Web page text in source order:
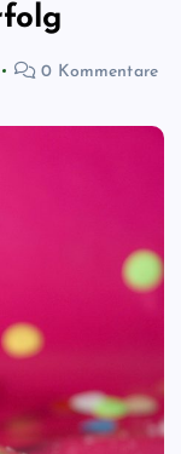
0 Kommentare